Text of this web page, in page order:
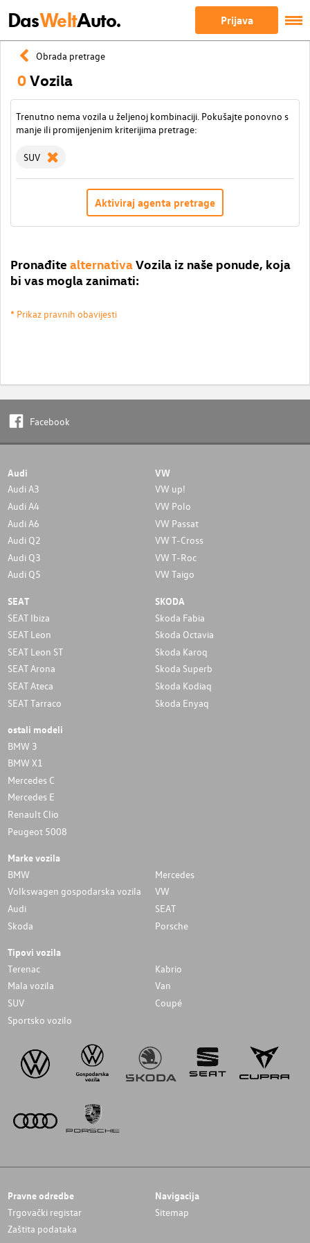
DasWeltAuto. Prijava
Obrada pretrage
0Vozila
Trenutno nema vozila u željenoj kombinaciji. Pokušajte ponovno s
manje ili promijenjenim kriterijima pretrage:
SUV
Aktiviraj agenta pretrage
Pronađite alternativaVozila iz naše ponude, koja
bi vas mogla zanimati:
* Prikaz pravnih obavijesti
Facebook
Audi
Audi A3
Audi A4
Audi A6
Audi Q2
Audi Q3
Audi Q5
VW
VW up!
VW Polo
VW Passat
VW T-Cross
VW T-Roc
VW Taigo
SEAT
SEAT Ibiza
SEAT Leon
SEAT Leon ST
SEAT Arona
SEAT Ateca
SEAT Tarraco
SKODA
Skoda Fabia
Skoda Octavia
Skoda Karoq
Skoda Superb
Skoda Kodiaq
Skoda Enyaq
ostali modeli
BMW 3
BMW X1
Mercedes C
Mercedes E
Renault Clio
Peugeot 5008
Marke vozila
BMW
Mercedes
Volkswagen gospodarska vozila
VW
Audi
SEAT
Skoda
Porsche
Tipovi vozila
Terenac
Kabrio
Mala vozila
Van
SUV
Coupé
Sportsko vozilo
Pravne odredbe
Trgovački registar
Zaštita podataka
Navigacija
Sitemap